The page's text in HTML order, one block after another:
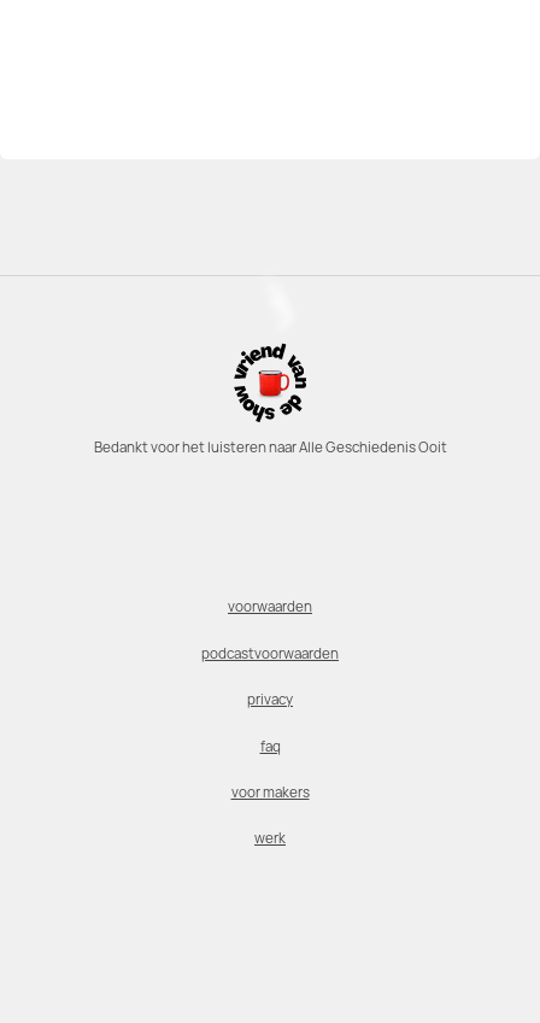
Bedankt voor het luisteren naar Alle Geschiedenis Ooit
voorwaarden
podcastvoorwaarden
privacy
faq
voor makers
werk